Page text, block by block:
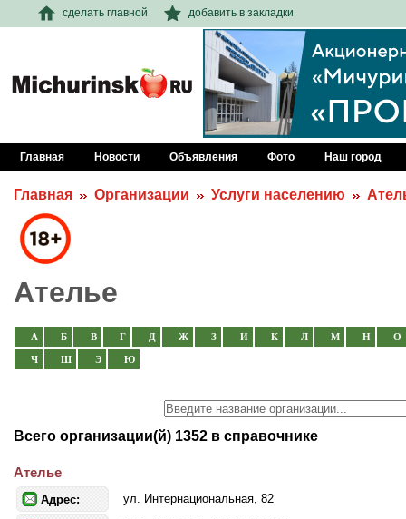
сделать главной добавить в закладки
Главная Новости Объявления Фото Наш город
Главная Организации Услуги населению
Ателье
А Б В Г Д Ж З И К Л М Н О
Ч Ш Э Ю
Всего организации(й) 1352 в справочнике
Ателье
Адрес: ул. Интернациональная, 82